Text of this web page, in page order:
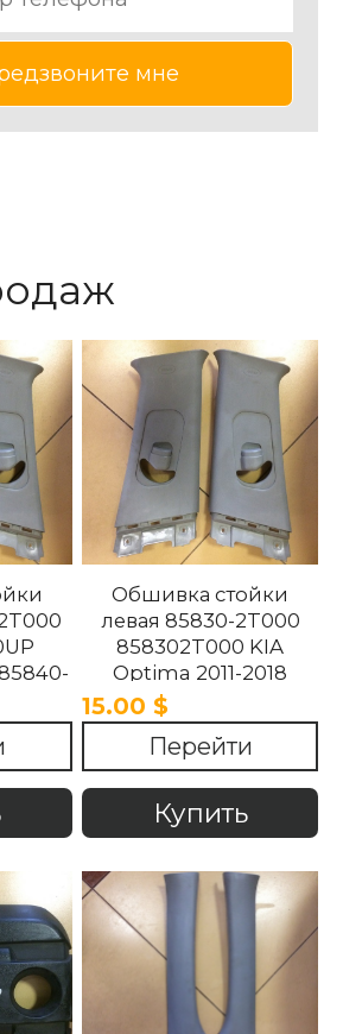
Обшивка стойки
левая 85830-2T000
858302T000 KIA
Optima 2011-2018
15.00 $
Перейти
Купить